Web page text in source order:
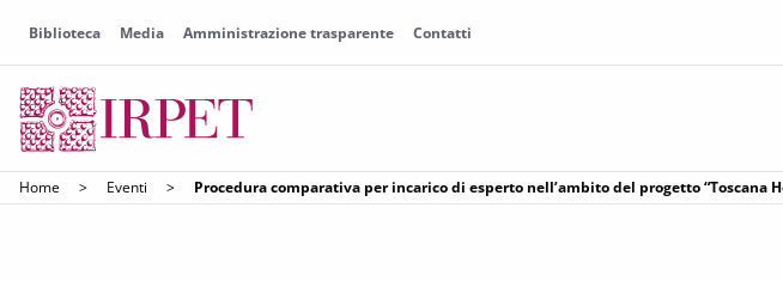
Biblioteca Media Amministrazione trasparente Contatti
Home > Eventi > Procedura comparativa per incarico di esperto nell’ambito del progetto